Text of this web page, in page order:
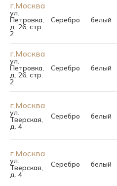
г.Москва
ул.
Петровка,
д. 26, стр.
2
Серебро белый
г.Москва
ул.
Петровка,
д. 26, стр.
2
Серебро белый
г.Москва
ул.
Тверская,
д. 4
Серебро белый
г.Москва
ул.
Тверская,
д. 4
Серебро белый